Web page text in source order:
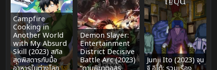
Campfire
Cooking in
Another World
with My Absurd
Skill (2023) สกิล
สุดพิสดารกับมื้อ
Demon Slayer:
Entertainment
District Decisive
Battle Arc (2023) Junji Ito (2023) จุน